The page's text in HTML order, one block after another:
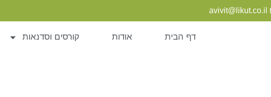
avivit@likut.co.il
דף הבית אודות קורסים וסדנאות